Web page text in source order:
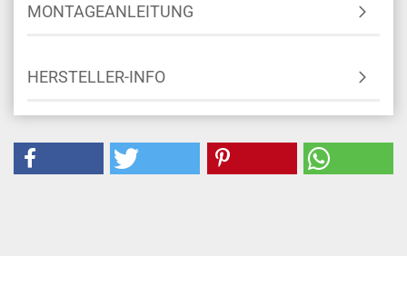
MONTAGEANLEITUNG
HERSTELLER-INFO